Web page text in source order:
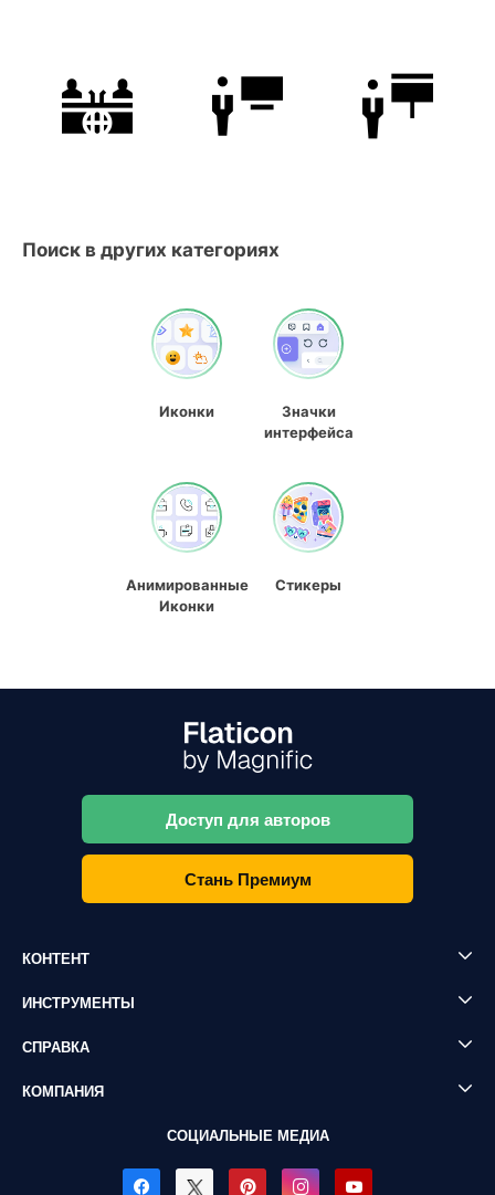
Поиск в других категориях
Иконки
Значки
интерфейса
Анимированные
Иконки
Стикеры
Доступ для авторов
Стань Премиум
КОНТЕНТ
ИНСТРУМЕНТЫ
СПРАВКА
КОМПАНИЯ
СОЦИАЛЬНЫЕ МЕДИА